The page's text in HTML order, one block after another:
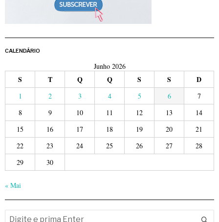
CALENDÁRIO
Junho 2026
S T Q Q S S D
1 2 3 4 5 6
7
8
9 10 11 12 13
14
15
16 17 18 19 20
21
22
23 24 25 26 27
28
29
30
« Mai